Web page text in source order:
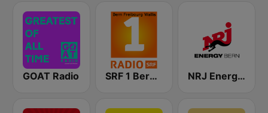
GOAT Radio SRF 1 Bern Freibourg Wallis NRJ Energy Bern